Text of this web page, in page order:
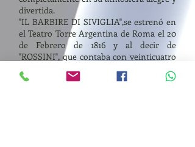
divertida.
"IL BARBIRE DI SIVIGLIA",se estrenó en
el Teatro Torre Argentina de Roma el 20
de Febrero de 1816 y al decir de
"ROSSINI", que contaba con veinticuatro
años de edad, y ya era el más popular
representante de la ópera italiana, fue